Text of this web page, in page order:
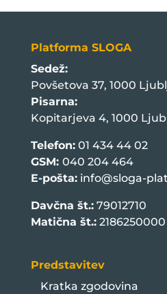
Platforma SLOGA
Sedež:
Povšetova 37, 1000
Pisarna:
Kopitarjeva 4, 1000
Telefon:01 434 44 02
GSM: 040 204 464
E-pošta: info@sloga-
Davčna št.:79012710
Matična št.:2186250000
Predstavitev
Kratka zgodovina